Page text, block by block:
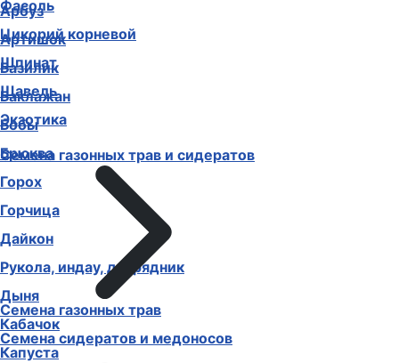
Арбуз
Артишок
Базилик
Баклажан
Бобы
Брюква
Горох
Горчица
Дайкон
Рукола, индау, двурядник
Дыня
Кабачок
Капуста
Фасоль
Цикорий корневой
Шпинат
Щавель
Экзотика
Семена газонных трав и сидератов
Семена газонных трав
Семена сидератов и медоносов